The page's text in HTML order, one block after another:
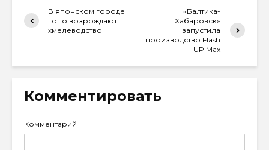
В японском городе
Тоно возрождают
хмелеводство
«Балтика-
Хабаровск»
запустила
производство Flash
UP Max
Комментировать
Комментарий